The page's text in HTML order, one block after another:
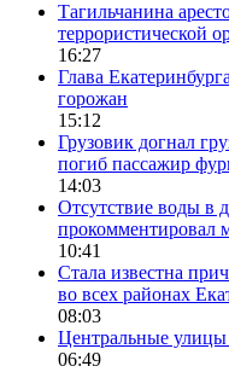
Тагильчанина
террористической
16:27
Глава
горожан
15:12
Грузовик догнал
погиб пассажир
14:03
Отсутствие воды в
прокомментировал
10:41
Стала известна
во всех районах
08:03
Центральные улицы
06:49